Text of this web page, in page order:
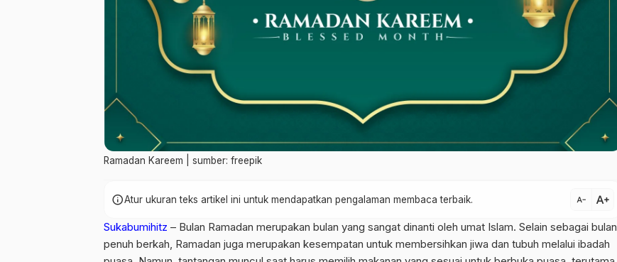
Ramadan Kareem | sumber: freepik
infoAtur ukuran teks artikel ini untuk mendapatkan pengalaman membaca terbaik. text_decrease text_increase
Sukabumihitz – Bulan Ramadan merupakan bulan yang sangat dinanti oleh umat Islam. Selain sebagai bulan
penuh berkah, Ramadan juga merupakan kesempatan untuk membersihkan jiwa dan tubuh melalui ibadah